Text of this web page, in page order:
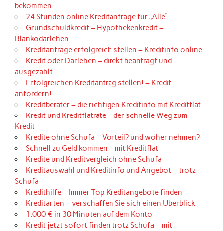
bekommen
24 Stunden online Kreditanfrage für „Alle“
Grundschuldkredit – Hypothekenkredit –
Blankodarlehen
Kreditanfrage erfolgreich stellen – Kreditinfo online
Kredit oder Darlehen – direkt beantragt und
ausgezahlt
Erfolgreichen Kreditantrag stellen! – Kredit
anfordern!
Kreditberater – die richtigen Kreditinfo mit Kreditflat
Kredit und Kreditflatrate – der schnelle Weg zum
Kredit
Kredite ohne Schufa – Vorteil? und woher nehmen?
Schnell zu Geld kommen – mit Kreditflat
Kredite und Kreditvergleich ohne Schufa
Kreditauswahl und Kreditinfo und Angebot – trotz
Schufa
Kredithilfe – Immer Top Kreditangebote finden
Kreditarten – verschaffen Sie sich einen Überblick
1.000 € in 30 Minuten auf dem Konto
Kredit jetzt sofort finden trotz Schufa – mit